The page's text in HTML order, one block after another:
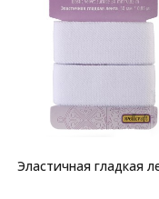
Эластичная гладкая